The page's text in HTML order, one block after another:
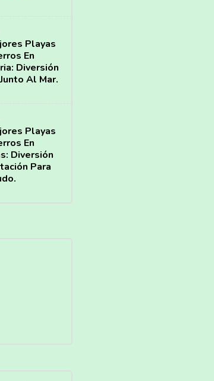
Playas
En
Diversión
Al Mar.
Playas
En
Diversión
Para